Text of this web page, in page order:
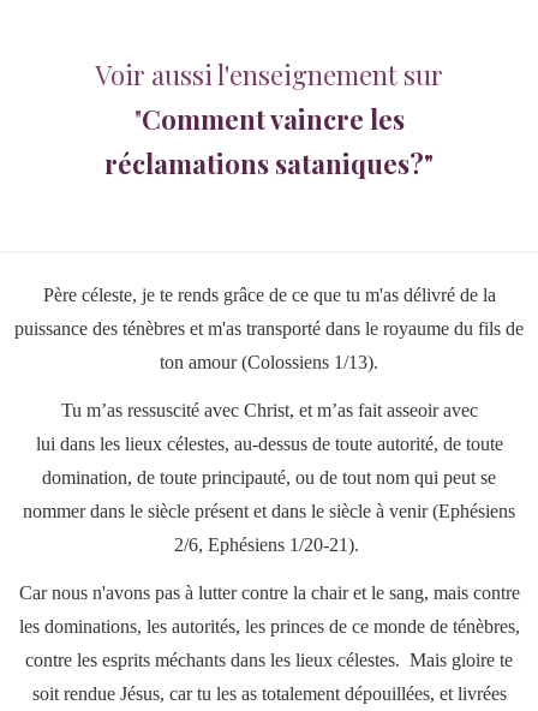
Voir aussi l'enseignement sur
"Comment vaincre les
réclamations sataniques?"
Père céleste, je te rends grâce de ce que tu m'as délivré de la
puissance des ténèbres et m'as transporté dans le royaume du fils de
ton amour (Colossiens 1/13).
Tu m’as ressuscité avec Christ, et m’as fait asseoir avec
lui dans les lieux célestes, au-dessus de toute autorité, de toute
domination, de toute principauté, ou de tout nom qui peut se
nommer dans le siècle présent et dans le siècle à venir (Ephésiens
2/6, Ephésiens 1/20-21).
Car nous n'avons pas à lutter contre la chair et le sang, mais contre
les dominations, les autorités, les princes de ce monde de ténèbres,
contre les esprits méchants dans les lieux célestes. Mais gloire te
soit rendue Jésus, car tu les as totalement dépouillées, et livrées